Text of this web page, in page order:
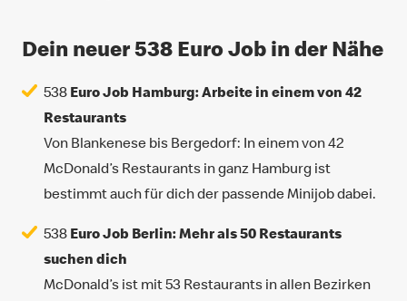
Dein neuer 538 Euro Job in der Nähe
538 Euro Job Hamburg: Arbeite in einem von 42
Restaurants
Von Blankenese bis Bergedorf: In einem von 42
McDonald’s Restaurants in ganz Hamburg ist
bestimmt auch für dich der passende Minijob dabei.
538 Euro Job Berlin: Mehr als 50 Restaurants
suchen dich
McDonald’s ist mit 53 Restaurants in allen Bezirken